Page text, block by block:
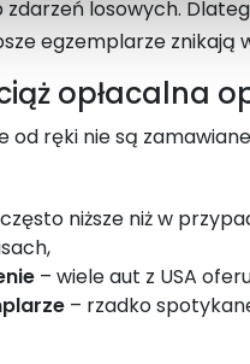
losowych.
egzemplarze znikają
opłacalna
od ręki nie są
niższe niż w
– wiele aut z USA
– rzadko